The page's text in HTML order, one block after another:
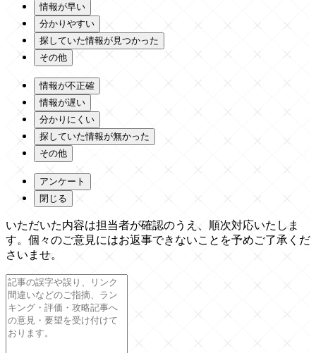
情報が早い
分かりやすい
探していた情報が見つかった
その他
情報が不正確
情報が遅い
分かりにくい
探していた情報が無かった
その他
アンケート
閉じる
いただいた内容は担当者が確認のうえ、順次対応いたしま
す。個々のご意見にはお返事できないことを予めご了承くだ
さいませ。